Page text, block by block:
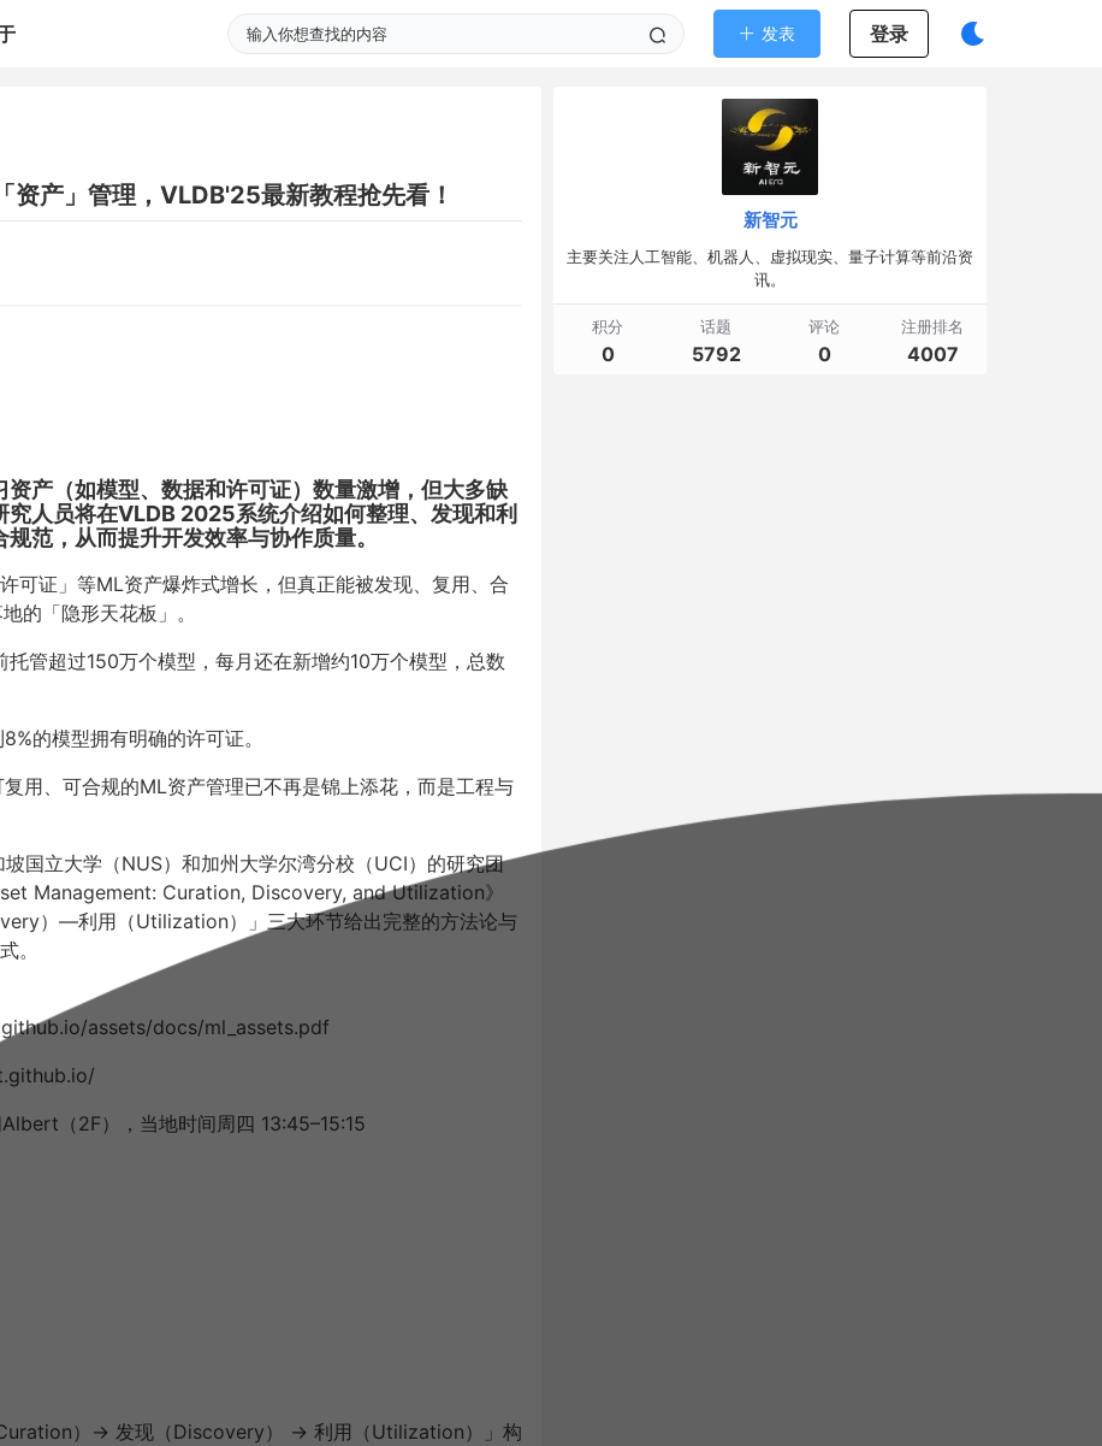
发表 登录
产」管理，VLDB'25最新教程抢先看！
产（如模型、数据和许可证）数量激增，但大多缺
人员将在VLDB 2025系统介绍如何整理、发现和利
范，从而提升开发效率与协作质量。
可证」等ML资产爆炸式增长，但真正能被发现、复用、合
的「隐形天花板」。
管超过150万个模型，每月还在新增约10万个模型，总数
的模型拥有明确的许可证。
用、可合规的ML资产管理已不再是锦上添花，而是工程与
国立大学（NUS）和加州大学尔湾分校（UCI）的研究团
Management: Curation, Discovery, and Utilization》
）—利用（Utilization）」三大环节给出完整的方法论与
。
assets/docs/ml_assets.pdf
（2F），当地时间周四 13:45–15:15
）→ 发现（Discovery） → 利用（Utilization）」构
新智元
主要关注人工智能、机器人、虚拟现实、量子计算等前沿资
讯。
积分
0
话题
5792
评论
0
注册排名
4007